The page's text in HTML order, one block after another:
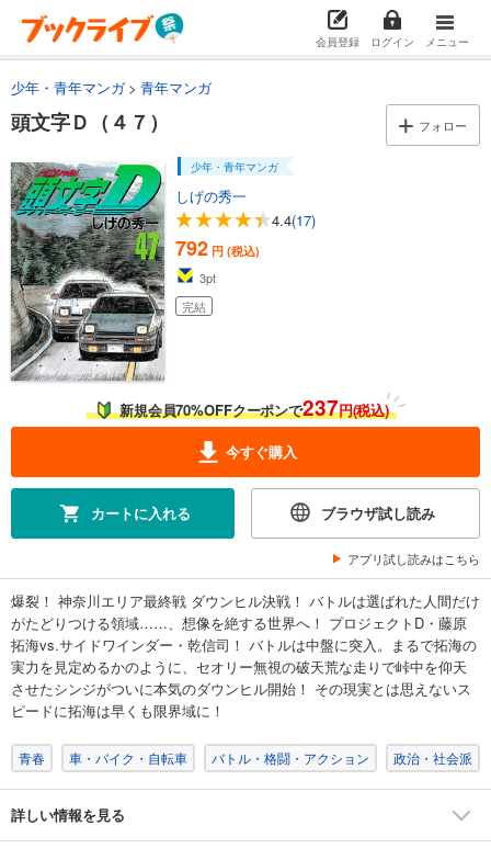
会員登録 ログイン メニュー
少年・青年マンガ 青年マンガ
頭文字Ｄ（４７） フォロー
少年・青年マンガ
しげの秀一
4.4(17)
792 円 (税込)
3pt
完結
新規会員70%OFFクーポンで237円(税込)
今すぐ購入
カートに入れる ブラウザ試し読み
アプリ試し読みはこちら
爆裂！ 神奈川エリア最終戦 ダウンヒル決戦！ バトルは選ばれた人間だけ
がたどりつける領域……、想像を絶する世界へ！ プロジェクトD・藤原
拓海vs.サイドワインダー・乾信司！ バトルは中盤に突入。まるで拓海の
実力を見定めるかのように、セオリー無視の破天荒な走りで峠中を仰天
させたシンジがついに本気のダウンヒル開始！ その現実とは思えないス
ピードに拓海は早くも限界域に！
青春 車・バイク・自転車 バトル・格闘・アクション 政治・社会派
詳しい情報を見る
円 (税込)
完結
カート
あらすじを表示する
頭文字Ｄ（３５）
792円 (税込)
完結
あらすじを表示する
頭文字Ｄ（３６）
792円 (税込)
完結
あらすじを表示する
頭文字Ｄ（３７）
792円 (税込)
完結
カート
頭文字Ｄ（３８）
792 円 (税込)
完結
カート
試し読み
あらすじを表示する
頭文字Ｄ（３９）
792円 (税込)
完結
カート